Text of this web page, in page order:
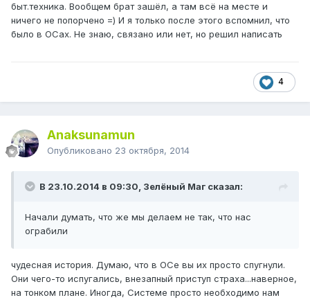
быт.техника. Вообщем брат зашёл, а там всё на месте и
ничего не попорчено =) И я только после этого вспомнил, что
было в ОСах. Не знаю, связано или нет, но решил написать
4
Anaksunamun
Опубликовано 23 октября, 2014
В 23.10.2014 в 09:30, Зелёный Маг сказал:
Начали думать, что же мы делаем не так, что нас
ограбили
чудесная история. Думаю, что в ОСе вы их просто спугнули.
Они чего-то испугались, внезапный приступ страха...наверное,
на тонком плане. Иногда, Системе просто необходимо нам